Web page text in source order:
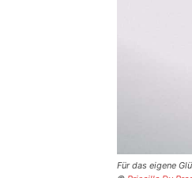
Für das eigene